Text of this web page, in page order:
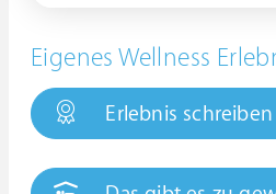
Eigenes Wellness
Erlebnis